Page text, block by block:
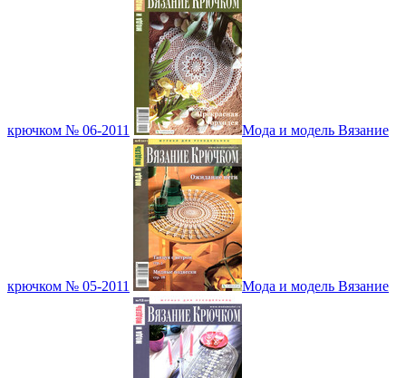
крючком № 06-2011 Мода и модель Вязание
крючком № 05-2011 Мода и модель Вязание